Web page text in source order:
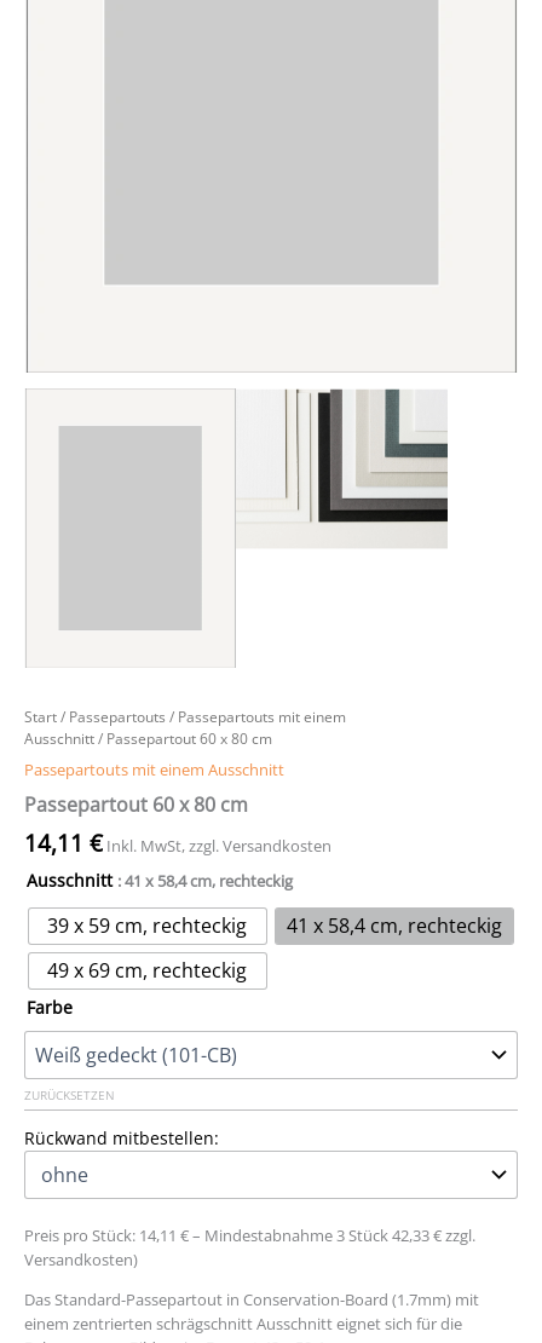
Start/ Passepartouts / Passepartouts mit einem
Ausschnitt/ Passepartout 60 x 80 cm
Passepartouts mit einem Ausschnitt
Passepartout 60 x 80 cm
14,11 € Inkl. MwSt, zzgl. Versandkosten
Ausschnitt : 41 x 58,4 cm, rechteckig
39 x 59 cm, rechteckig
41 x 58,4 cm, rechteckig
49 x 69 cm, rechteckig
Farbe
ZURÜCKSETZEN
Rückwand mitbestellen:
Preis pro Stück: 14,11 € – Mindestabnahme 3 Stück 42,33 € zzgl.
Versandkosten)
Das Standard-Passepartout in Conservation-Board (1.7mm) mit
einem zentrierten schrägschnitt Ausschnitt eignet sich für die